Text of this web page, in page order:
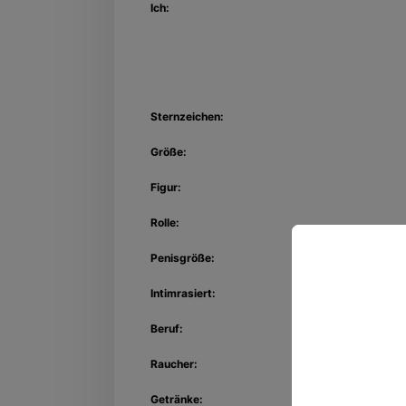
Ich:
Sternzeichen:
Größe:
Figur:
Rolle:
Penisgröße:
Intimrasiert:
Beruf:
Raucher:
Getränke: